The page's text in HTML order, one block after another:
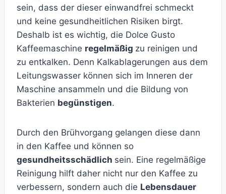
sein, dass der dieser einwandfrei schmeckt
und keine gesundheitlichen Risiken birgt.
Deshalb ist es wichtig, die Dolce Gusto
Kaffeemaschine regelmäßig zu reinigen und
zu entkalken. Denn Kalkablagerungen aus dem
Leitungswasser können sich im Inneren der
Maschine ansammeln und die Bildung von
Bakterien begünstigen.
Durch den Brühvorgang gelangen diese dann
in den Kaffee und können so
gesundheitsschädlich sein. Eine regelmäßige
Reinigung hilft daher nicht nur den Kaffee zu
verbessern, sondern auch die Lebensdauer